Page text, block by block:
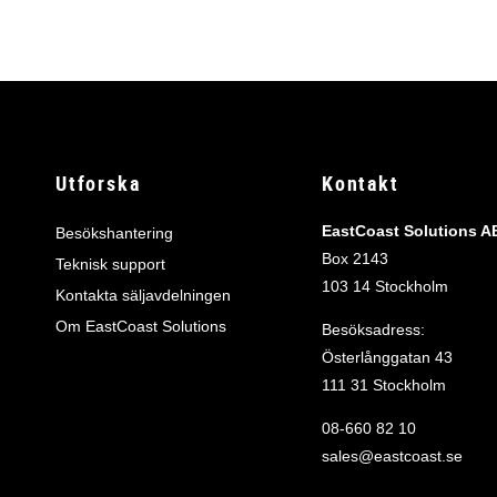
Utforska
Besökshantering
Teknisk support
Kontakta säljavdelningen
Om EastCoast Solutions
Kontakt
EastCoast Solutions
Box 2143
103 14 Stockholm
Besöksadress:
Österlånggatan 43
111 31 Stockholm
08‑660 82 10
sales@eastcoast.se